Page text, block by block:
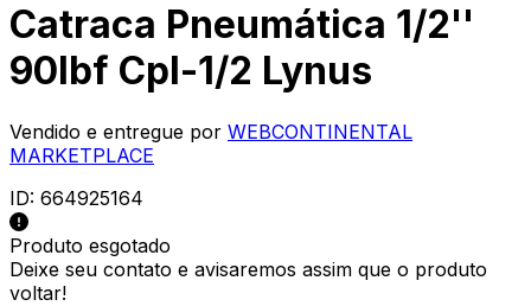
Catraca Pneumática 1/2''
90lbf Cpl-1/2 Lynus
Vendido e entregue por WEBCONTINENTAL
MARKETPLACE
ID: 664925164
Produto esgotado
Deixe seu contato e avisaremos assim que o produto
voltar!